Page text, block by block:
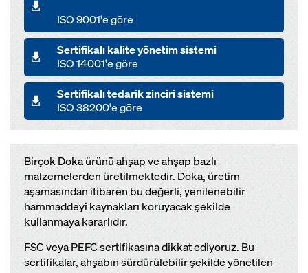
ISO 9001'e göre
Sertifikalı kalite yönetim sistemi
ISO 14001'e göre
Sertifikalı tedarik zinciri sistemi
ISO 38200'e göre
Birçok Doka ürünü ahşap ve ahşap bazlı
malzemelerden üretilmektedir. Doka, üretim
aşamasından itibaren bu değerli, yenilenebilir
hammaddeyi kaynakları koruyacak şekilde
kullanmaya kararlıdır.
FSC veya PEFC sertifikasına dikkat ediyoruz. Bu
sertifikalar, ahşabın sürdürülebilir şekilde yönetilen